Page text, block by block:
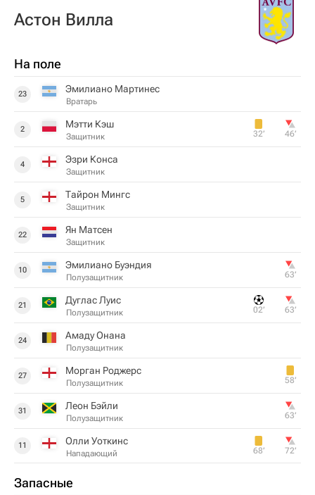
Астон Вилла
На поле
23 Эмилиано Мартинес
Вратарь
2 Мэтти Кэш
Защитник 32‎’‎ 46‎’‎
4 Эзри Конса
Защитник
5 Тайрон Мингс
Защитник
22 Ян Матсен
Защитник
10 Эмилиано Буэндия
Полузащитник 63‎’‎
21 Дуглас Луис
Полузащитник 02‎’‎ 63‎’‎
24 Амаду Онана
Полузащитник
27 Морган Роджерс
Полузащитник 58‎’‎
31 Леон Бэйли
Полузащитник 63‎’‎
11 Олли Уоткинс
Нападающий 68‎’‎ 72‎’‎
Запасные